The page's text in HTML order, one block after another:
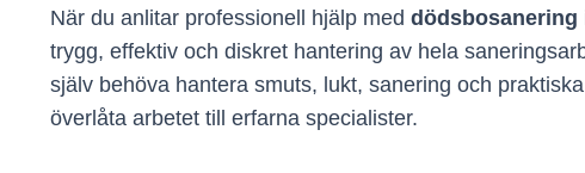
När du anlitar professionell hjälp med dödsbosanering
trygg, effektiv och diskret hantering av hela
själv behöva hantera smuts, lukt, sanering och
överlåta arbetet till erfarna specialister.